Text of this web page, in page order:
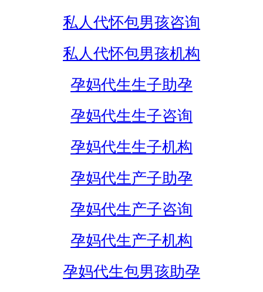
私人代怀包男孩咨询
私人代怀包男孩机构
孕妈代生生子助孕
孕妈代生生子咨询
孕妈代生生子机构
孕妈代生产子助孕
孕妈代生产子咨询
孕妈代生产子机构
孕妈代生包男孩助孕